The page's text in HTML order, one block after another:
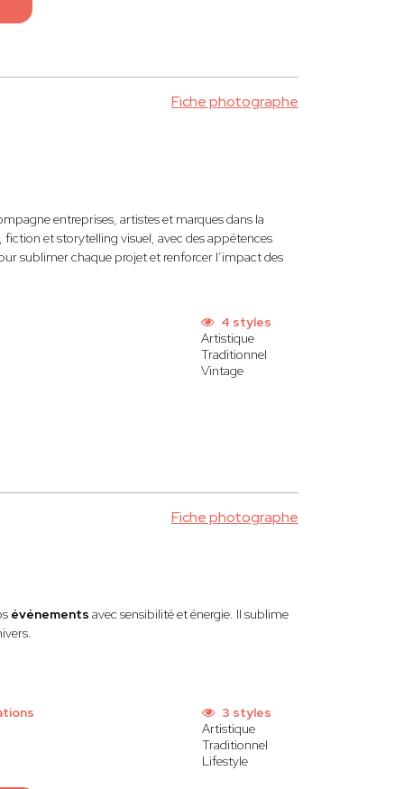
Fiche photographe
entreprises, artistes et marques dans la
et storytelling visuel, avec des appétences
sublimer chaque projet et renforcer l’impact des
4 styles
Artistique
Traditionnel
Vintage
Fiche photographe
événements avec sensibilité et énergie. Il sublime
3 styles
Artistique
Traditionnel
Lifestyle